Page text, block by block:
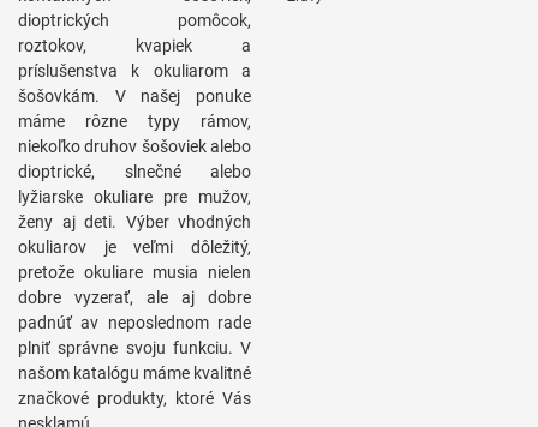
dioptrických pomôcok,
roztokov, kvapiek a
príslušenstva k okuliarom a
šošovkám. V našej ponuke
máme rôzne typy rámov,
niekoľko druhov šošoviek alebo
dioptrické, slnečné alebo
lyžiarske okuliare pre mužov,
ženy aj deti. Výber vhodných
okuliarov je veľmi dôležitý,
pretože okuliare musia nielen
dobre vyzerať, ale aj dobre
padnúť av neposlednom rade
plniť správne svoju funkciu. V
našom katalógu máme kvalitné
značkové produkty, ktoré Vás